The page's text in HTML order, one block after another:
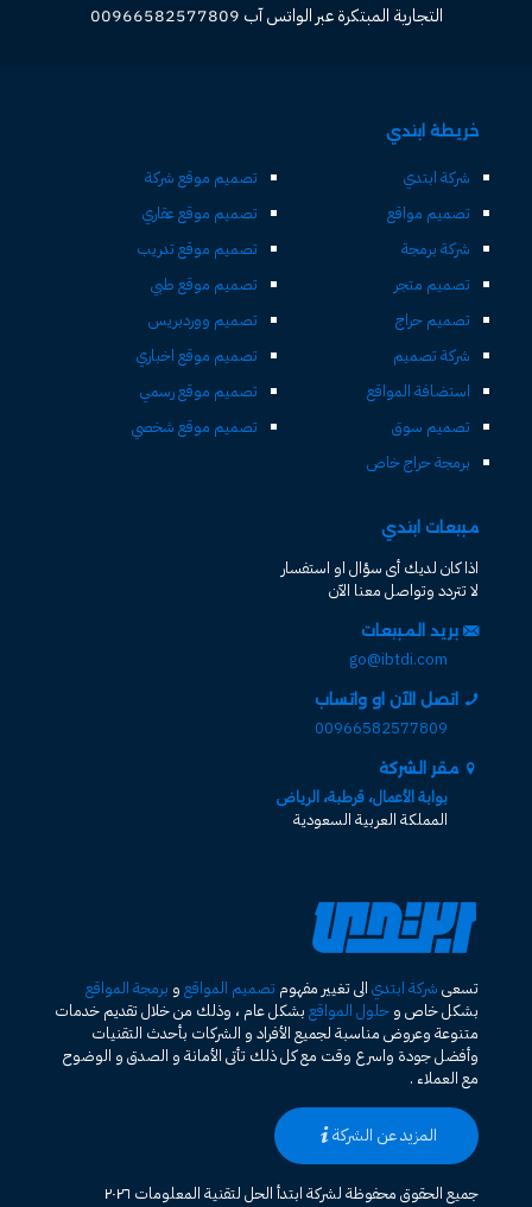
التجارية المبتكرة عبر الواتس آب 00966582577809
خريطة ابتدي
شركة ابتدي
تصميم مواقع
شركة برمجة
تصميم متجر
تصميم حراج
شركة تصميم
استضافة المواقع
تصميم سوق
برمجة حراج خاص
تصميم موقع شركة
تصميم موقع عقاري
تصميم موقع تدريب
تصميم موقع طبي
تصميم ووردبريس
تصميم موقع اخباري
تصميم موقع رسمي
تصميم موقع شخصي
مبيعات ابتدي
اذا كان لديك أى سؤال او استفسار
لا تتردد وتواصل معنا الآن
بريد المبيعات
go@ibtdi.com
اتصل الآن او واتساب
00966582577809
مقر الشركة
بوابة الأعمال، قرطبة، الرياض
المملكة العربية السعودية
تسعى شركة ابتدي الى تغيير مفهوم تصميم المواقع و برمجة المواقع
بشكل خاص و حلول المواقع بشكل عام ، وذلك من خلال تقديم خدمات
متنوعة وعروض مناسبة لجميع الأفراد و الشركات بأحدث التقنيات
وأفضل جودة واسرع وقت مع كل ذلك تأتى الأمانة و الصدق و الوضوح
مع العملاء .
المزيد عن الشركة
جميع الحقوق محفوظة لشركة ابتدأ الحل لتقنية المعلومات ٢٠٢٦